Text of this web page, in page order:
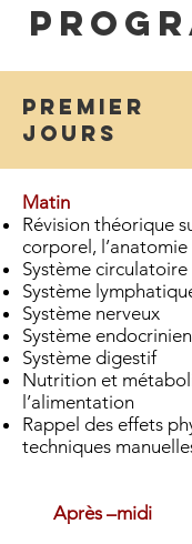
Premier
jours
Matin
Révision théorique
corporel, l’anatomie
Système circulatoire
Système
Système nerveux
Système endocrinien
Système digestif
Nutrition et
l’alimentation
Rappel des effets
techniques
Après –midi